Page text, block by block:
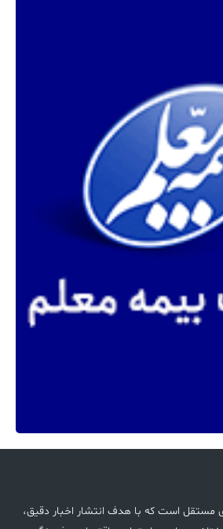
مستقل است که با هدف انتشار اخبار دقیق،